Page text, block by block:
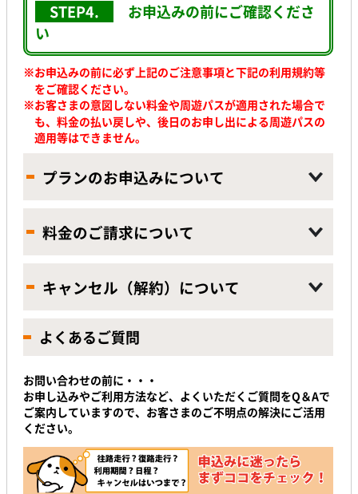
STEP4. お申込みの前にご確認くださ
い
※お申込みの前に必ず上記のご注意事項と下記の利用規約等
をご確認ください。
※お客さまの意図しない料金や周遊パスが適用された場合で
も、料金の払い戻しや、後日のお申し出による周遊パスの
適用等はできません。
プランのお申込みについて
料金のご請求について
キャンセル（解約）について
よくあるご質問
お問い合わせの前に・・・
お申し込みやご利用方法など、よくいただくご質問をQ＆Aで
ご案内していますので、お客さまのご不明点の解決にご活用
ください。